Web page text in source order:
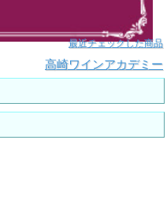
最近チェックした商品
高崎ワインアカデミー